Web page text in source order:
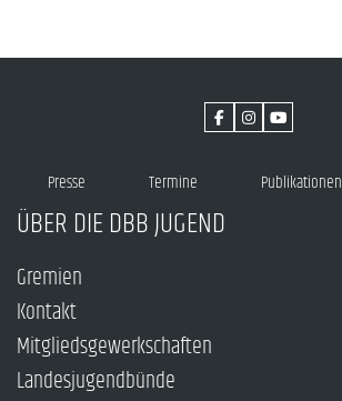
Presse Termine Publikationen
ÜBER DIE DBB JUGEND
Gremien
Kontakt
Mitgliedsgewerkschaften
Landesjugendbünde